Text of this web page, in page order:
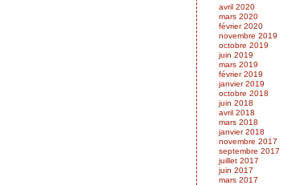
avril 2020
mars 2020
février 2020
novembre 2019
octobre 2019
juin 2019
mars 2019
février 2019
janvier 2019
octobre 2018
juin 2018
avril 2018
mars 2018
janvier 2018
novembre 2017
septembre 2017
juillet 2017
juin 2017
mars 2017